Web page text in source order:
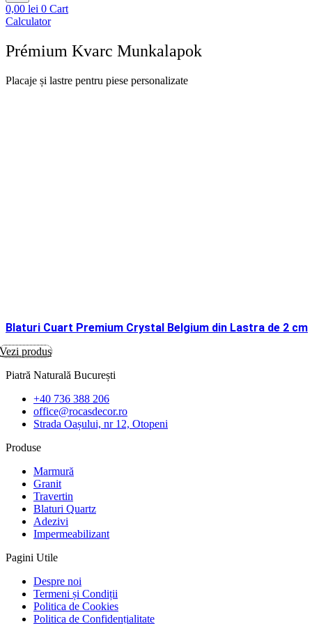
0,00 lei 0 Cart
Calculator
Prémium Kvarc Munkalapok
Placaje și lastre pentru piese personalizate
Blaturi Cuart Premium Crystal Belgium din Lastra de 2 cm
Vezi produs
Piatră Naturală București
+40 736 388 206
office@rocasdecor.ro
Strada Oașului, nr 12, Otopeni
Produse
Marmură
Granit
Travertin
Blaturi Quartz
Adezivi
Impermeabilizant
Pagini Utile
Despre noi
Termeni și Condiții
Politica de Cookies
Politica de Confidențialitate